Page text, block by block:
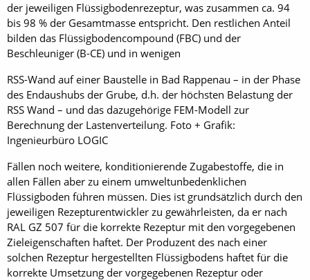
der jeweiligen Flüssigbodenrezeptur, was zusammen ca. 94
bis 98 % der Gesamtmasse entspricht. Den restlichen Anteil
bilden das Flüssigbodencompound (FBC) und der
Beschleuniger (B-CE) und in wenigen
RSS-Wand auf einer Baustelle in Bad Rappenau – in der Phase
des Endaushubs der Grube, d.h. der höchsten Belastung der
RSS Wand – und das dazugehörige FEM-Modell zur
Berechnung der Lastenverteilung. Foto + Grafik:
Ingenieurbüro LOGIC
Fällen noch weitere, konditionierende Zugabestoffe, die in
allen Fällen aber zu einem umweltunbedenklichen
Flüssigboden führen müssen. Dies ist grundsätzlich durch den
jeweiligen Rezepturentwickler zu gewährleisten, da er nach
RAL GZ 507 für die korrekte Rezeptur mit den vorgegebenen
Zieleigenschaften haftet. Der Produzent des nach einer
solchen Rezeptur hergestellten Flüssigbodens haftet für die
korrekte Umsetzung der vorgegebenen Rezeptur oder